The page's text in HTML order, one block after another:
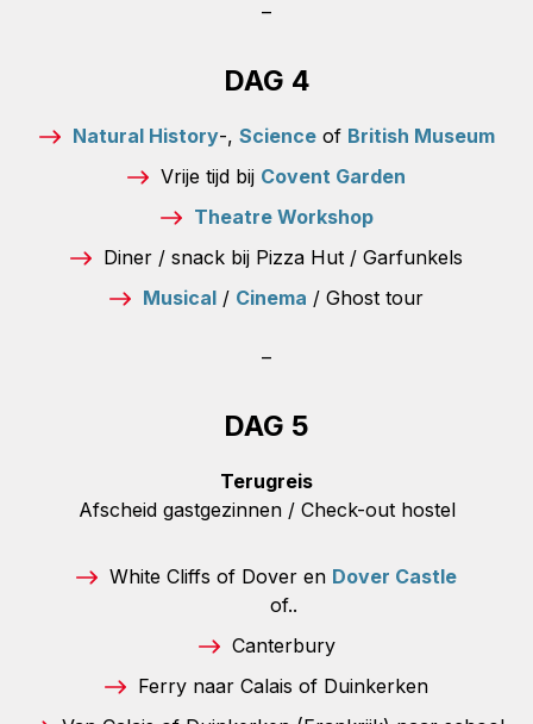
–
DAG 4
Natural History-, Scienceof British Museum
Vrije tijd bij Covent Garden
Theatre Workshop
Diner / snack bij Pizza Hut / Garfunkels
Musical / Cinema / Ghost tour
–
DAG 5
Terugreis
Afscheid gastgezinnen / Check-out hostel
White Cliffs of Dover en Dover Castle
of..
Canterbury
Ferry naar Calais of Duinkerken